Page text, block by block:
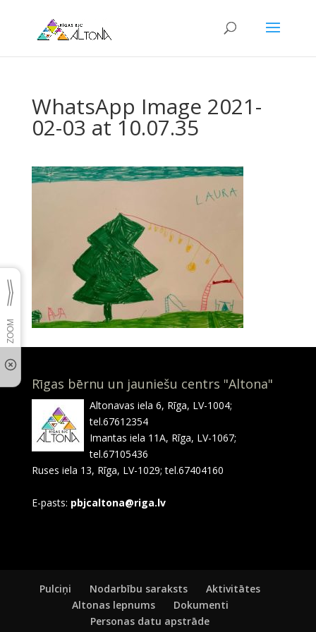
WhatsApp Image 2021-
02-03 at 10.07.35
Rīgas bērnu un jauniešu centrs "Altona"
Altonavas iela 6, Rīga, LV-1004;
tel.67612354
Imantas iela 11A, Rīga, LV-1067;
tel.67105436
Ruses iela 13, Rīga, LV-1029; tel.67404160
E-pasts: pbjcaltona@riga.lv
Pulciņi Nodarbību saraksts
Aktivitātes
Altonas lepnums
Dokumenti
Personas datu apstrāde